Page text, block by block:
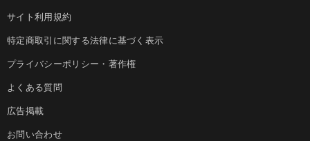
サイト利用規約
特定商取引に関する法律に基づく表示
プライバシーポリシー・著作権
よくある質問
広告掲載
お問い合わせ